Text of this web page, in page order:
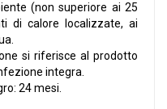
(non superiore ai 25
di calore localizzate, ai
si riferisce al prodotto
integra.
24 mesi.